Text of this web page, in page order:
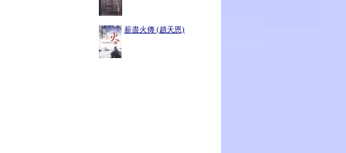
薪盡火傳 (趙天恩)